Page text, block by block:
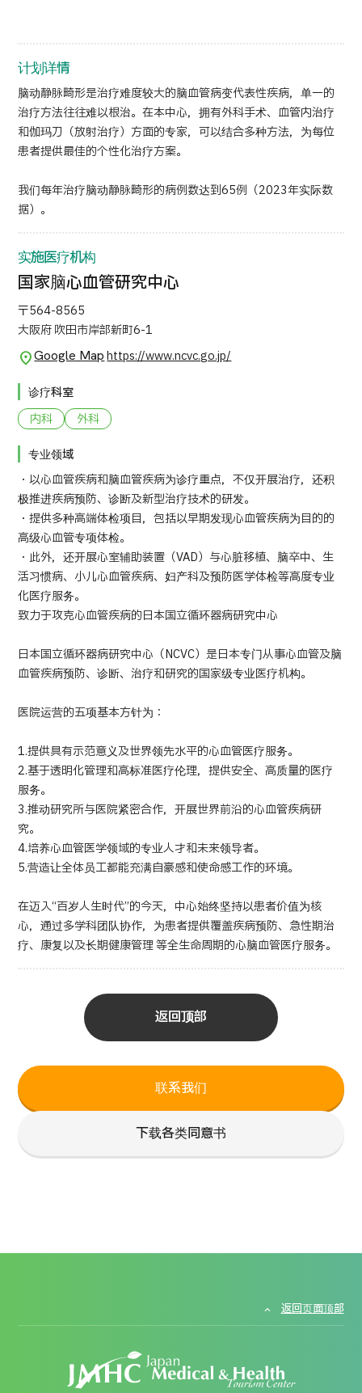
新闻
面向医疗机构
个人信息保护政策
公司指南与政策
JTB治理
英语
联系我们
下载各类同意书
计划详情
脑动静脉畸形是治疗难度较大的脑血管病变代表性疾病，单一的
治疗方法往往难以根治。在本中心，拥有外科手术、血管内治疗
和伽玛刀（放射治疗）方面的专家，可以结合多种方法，为每位
患者提供最佳的个性化治疗方案。
我们每年治疗脑动静脉畸形的病例数达到65例（2023年实际数
据）。
实施医疗机构
国家脑心血管研究中心
〒564-8565
大阪府 吹田市岸部新町6-1
Google Map https://www.ncvc.go.jp/
诊疗科室
内科
外科
专业领域
・以心血管疾病和脑血管疾病为诊疗重点，不仅开展治疗，还积
极推进疾病预防、诊断及新型治疗技术的研发。
・提供多种高端体检项目，包括以早期发现心血管疾病为目的的
高级心血管专项体检。
・此外，还开展心室辅助装置（VAD）与心脏移植、脑卒中、生
活习惯病、小儿心血管疾病、妇产科及预防医学体检等高度专业
化医疗服务。
致力于攻克心血管疾病的日本国立循环器病研究中心
日本国立循环器病研究中心（NCVC）是日本专门从事心血管及脑
血管疾病预防、诊断、治疗和研究的国家级专业医疗机构。
医院运营的五项基本方针为：
1.提供具有示范意义及世界领先水平的心血管医疗服务。
2.基于透明化管理和高标准医疗伦理，提供安全、高质量的医疗
服务。
3.推动研究所与医院紧密合作，开展世界前沿的心血管疾病研
究。
4.培养心血管医学领域的专业人才和未来领导者。
5.营造让全体员工都能充满自豪感和使命感工作的环境。
在迈入“百岁人生时代”的今天，中心始终坚持以患者价值为核
心，通过多学科团队协作，为患者提供覆盖疾病预防、急性期治
疗、康复以及长期健康管理 等全生命周期的心脑血管医疗服务。
返回顶部
返回页面顶部